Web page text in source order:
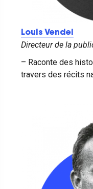
Louis Vendel
Directeur de la
– Raconte des
travers des récits